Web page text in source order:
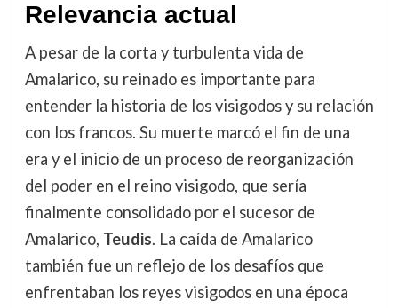
Relevancia actual
A pesar de la corta y turbulenta vida de
Amalarico, su reinado es importante para
entender la historia de los visigodos y su relación
con los francos. Su muerte marcó el fin de una
era y el inicio de un proceso de reorganización
del poder en el reino visigodo, que sería
finalmente consolidado por el sucesor de
Amalarico, Teudis. La caída de Amalarico
también fue un reflejo de los desafíos que
enfrentaban los reyes visigodos en una época